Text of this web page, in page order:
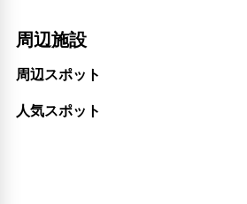
チェックイン/アウト（エクスプレス）
セーフティボックス（フロント）
電話
トイレタリー
衣類乾燥機
周辺施設
周辺スポット
人気スポット